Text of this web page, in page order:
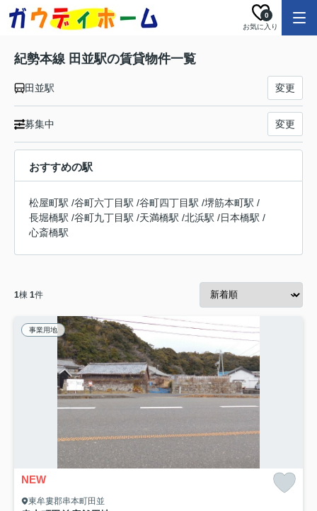
お気に入り
0
紀勢本線 田並駅の賃貸物件一覧
田並駅 変更
募集中 変更
おすすめの駅
松屋町駅 /谷町六丁目駅 /谷町四丁目駅 /堺筋本町駅 /
長堀橋駅 /谷町九丁目駅 /天満橋駅 /北浜駅 /日本橋駅 /
心斎橋駅
1棟 1件
事業用地
NEW
東牟婁郡串本町田並